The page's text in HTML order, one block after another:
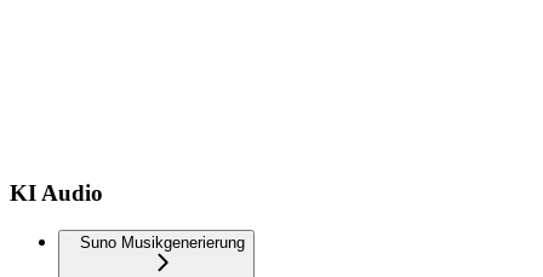
KI Audio
Suno Musikgenerierung